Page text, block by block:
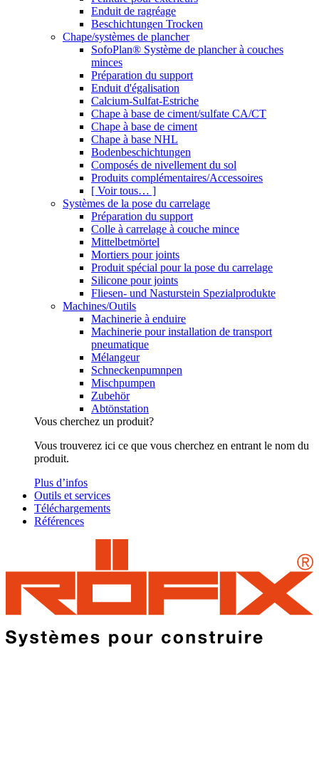
Enduit de ragréage
Beschichtungen Trocken
Chape/systèmes de plancher
SofoPlan® Système de plancher à couches
minces
Préparation du support
Enduit d'égalisation
Calcium-Sulfat-Estriche
Chape à base de ciment/sulfate CA/CT
Chape à base de ciment
Chape à base NHL
Bodenbeschichtungen
Composés de nivellement du sol
Produits complémentaires/Accessoires
[ Voir tous… ]
Systèmes de la pose du carrelage
Préparation du support
Colle à carrelage à couche mince
Mittelbetmörtel
Mortiers pour joints
Produit spécial pour la pose du carrelage
Silicone pour joints
Fliesen- und Nasturstein Spezialprodukte
Machines/Outils
Machinerie à enduire
Machinerie pour installation de transport
pneumatique
Mélangeur
Schneckenpumnpen
Mischpumpen
Zubehör
Abtönstation
Vous cherchez un produit?
Vous trouverez ici ce que vous cherchez en entrant le nom du
produit.
Plus d’infos
Outils et services
Téléchargements
Références